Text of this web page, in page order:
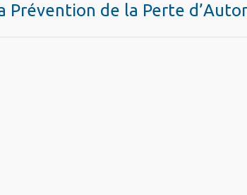
Prévention de la Perte